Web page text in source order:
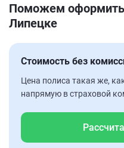
Поможем
Липецке
Стоимость без
Цена полиса такая же,
напрямую в страховой